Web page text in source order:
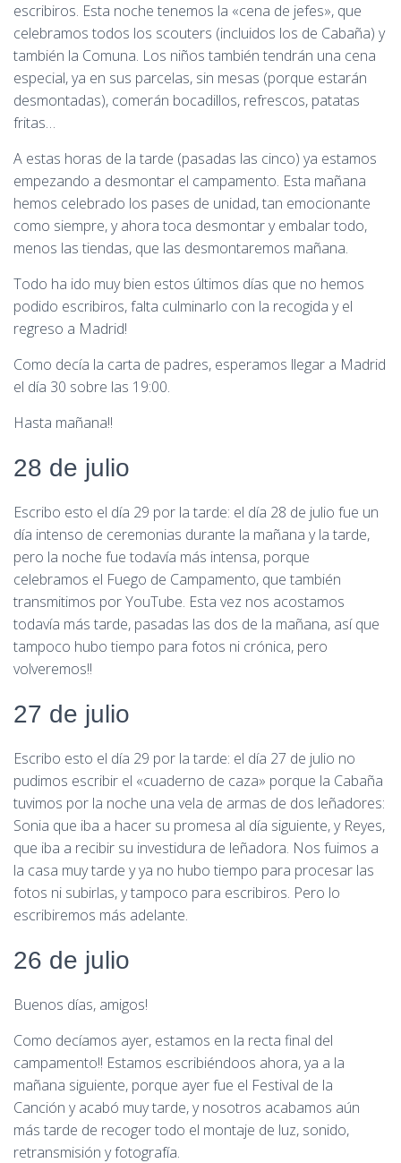
escribiros. Esta noche tenemos la «cena de jefes», que
celebramos todos los scouters (incluidos los de Cabaña) y
también la Comuna. Los niños también tendrán una cena
especial, ya en sus parcelas, sin mesas (porque estarán
desmontadas), comerán bocadillos, refrescos, patatas
fritas…
A estas horas de la tarde (pasadas las cinco) ya estamos
empezando a desmontar el campamento. Esta mañana
hemos celebrado los pases de unidad, tan emocionante
como siempre, y ahora toca desmontar y embalar todo,
menos las tiendas, que las desmontaremos mañana.
Todo ha ido muy bien estos últimos días que no hemos
podido escribiros, falta culminarlo con la recogida y el
regreso a Madrid!
Como decía la carta de padres, esperamos llegar a Madrid
el día 30 sobre las 19:00.
Hasta mañana!!
28 de julio
Escribo esto el día 29 por la tarde: el día 28 de julio fue un
día intenso de ceremonias durante la mañana y la tarde,
pero la noche fue todavía más intensa, porque
celebramos el Fuego de Campamento, que también
transmitimos por YouTube. Esta vez nos acostamos
todavía más tarde, pasadas las dos de la mañana, así que
tampoco hubo tiempo para fotos ni crónica, pero
volveremos!!
27 de julio
Escribo esto el día 29 por la tarde: el día 27 de julio no
pudimos escribir el «cuaderno de caza» porque la Cabaña
tuvimos por la noche una vela de armas de dos leñadores:
Sonia que iba a hacer su promesa al día siguiente, y Reyes,
que iba a recibir su investidura de leñadora. Nos fuimos a
la casa muy tarde y ya no hubo tiempo para procesar las
fotos ni subirlas, y tampoco para escribiros. Pero lo
escribiremos más adelante.
26 de julio
Buenos días, amigos!
Como decíamos ayer, estamos en la recta final del
campamento!! Estamos escribiéndoos ahora, ya a la
mañana siguiente, porque ayer fue el Festival de la
Canción y acabó muy tarde, y nosotros acabamos aún
más tarde de recoger todo el montaje de luz, sonido,
retransmisión y fotografía.